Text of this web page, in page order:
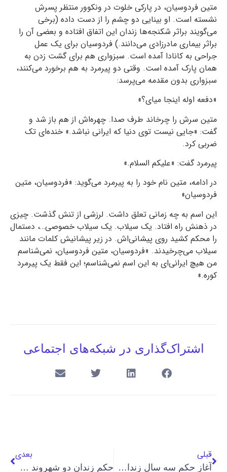
متین فردوسیان، در پارکی خلوت در ونکوور منتظر پسرش
نشسته است. او بینایی دو چشم را از دست داده (برخی
می‌گویند براثر شکنجه‌ها زندان این اتفاق افتاده و بعضی آن را
براثر بیماری مادرزادی می‌دانند.) فردوسیان برای یک عمل
جراحی به کانادا آمده است. سبزواری هم برای گشت زدن به
همان پارک آمده است. وقتی دو پیرمرد به هم برخورد می‌کنند،
سبزواری بدون مقدمه می‌پرسد:
«دفعه اوله اینجا میای؟»
متین سرش را چرخاند طرف صدا. چهره‌اش از هم باز شد و
گفت: «جایی نیست توی دنیا که ایرانی نباشد.» خنده‌ای تک
ضربی کرد.
پیرمرد گفت: «علیکم السلام.»
در ادامه، متین نام خود را به پیرمرد می‌گوید: «فردوسیان، متین
فردوسیان»
این اسم به چه زمانی تعلق داشت. لرزشی از تنش گذشت. چیزی
در ذهنش راه افتاد. یک سیلاب. یک سیلاب خصوصی…، دستمال
را محکم کشید روی پیشانی‌اش. در زیر پیشانیش کلمات مانند
سیلاب می‌چرخیدند. «فردوسیان، متین فردوسیان، نمی‌شناسم
من هیچ ایرانی‌ای به این اسم نمی‌شناسم؛ این فقط یک پیرمرد
کوره.»
اشتراک‌گذاری در شبکه‌های اجتماعی
قبلی
آغاز حکم سه سال زندان آزیتا فروغی در مشهد
بعدی
حکم زندان دو شهروند زن بهایی در مشهد تایید شد